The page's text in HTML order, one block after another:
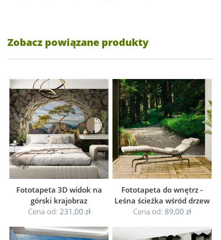
Zobacz powiązane produkty
Fototapeta 3D widok na
górski krajobraz
Cena od: 231,00 zł
Fototapeta do wnętrz -
Leśna ścieżka wśród drzew
Cena od: 89,00 zł